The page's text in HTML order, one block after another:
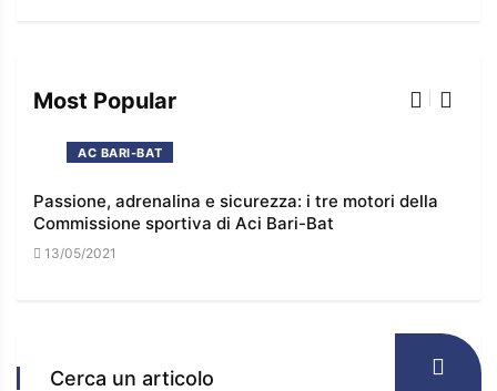
Most Popular
AC BARI-BAT
Passione, adrenalina e sicurezza: i tre motori della
Commissione sportiva di Aci Bari-Bat
13/05/2021
Cerca un articolo